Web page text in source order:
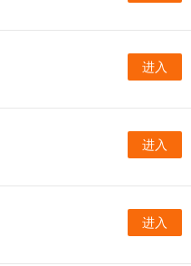
进入
进入
进入